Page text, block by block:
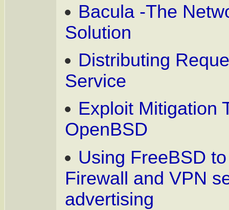
Bacula -The
Solution
Distributing
Service
Exploit Mitigation
OpenBSD
Using FreeBSD
Firewall and VPN
advertising